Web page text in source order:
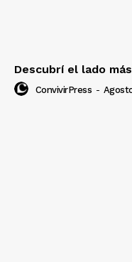
Descubrí el lado
ConvivirPress -